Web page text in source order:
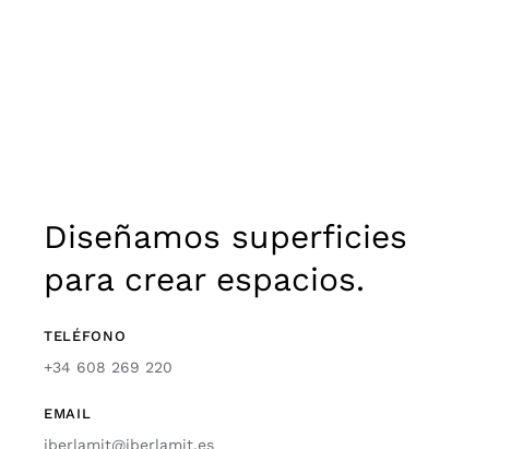
Diseñamos superficies
para crear espacios.
TELÉFONO
+34 608 269 220
EMAIL
iberlamit@iberlamit.es